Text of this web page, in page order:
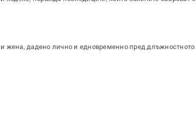
жена, дадено лично и едновременно пред длъжностното